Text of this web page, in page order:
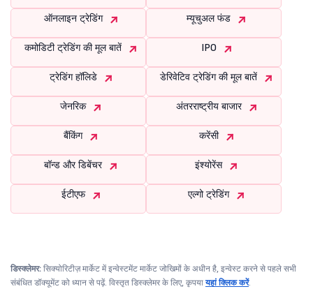
ऑनलाइन ट्रेडिंग म्यूचुअल फंड
कमोडिटी ट्रेडिंग की मूल बातें IPO
ट्रेडिंग हॉलिडे डेरिवेटिव ट्रेडिंग की मूल बातें
जेनरिक अंतरराष्ट्रीय बाजार
बैंकिंग करेंसी
बॉन्ड और डिबेंचर इंश्योरेंस
ईटीएफ एल्गो ट्रेडिंग
डिस्क्लेमर: सिक्योरिटीज़ मार्केट में इन्वेस्टमेंट मार्केट जोखिमों के अधीन है, इन्वेस्ट करने से पहले सभी
संबंधित डॉक्यूमेंट को ध्यान से पढ़ें. विस्तृत डिस्क्लेमर के लिए, कृपयायहां क्लिक करें.